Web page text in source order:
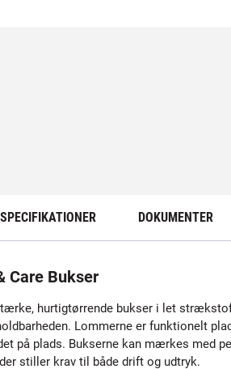
DOKUMENTER
Care Bukser
hurtigtørrende bukser i let
Lommerne er funktionelt
på plads. Bukserne kan mærkes med
stiller krav til både drift og udtryk.